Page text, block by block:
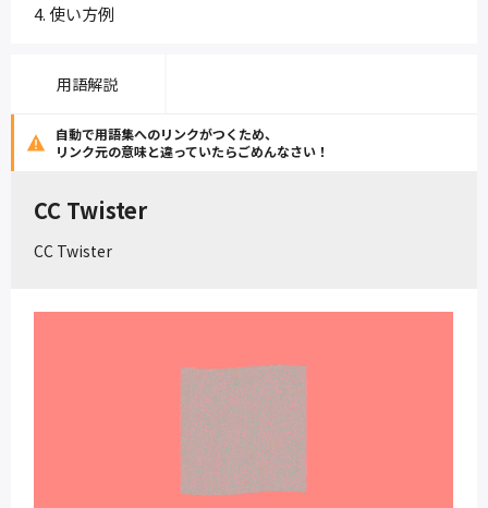
使い方例
用語解説
自動で用語集へのリンクがつくため、
リンク元の意味と違っていたらごめんなさい！
CC Twister
CC Twister